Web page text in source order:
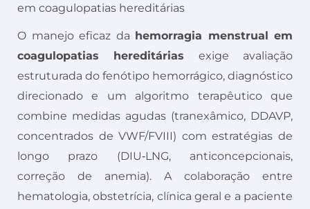
em coagulopatias hereditárias
O manejo eficaz da hemorragia menstrual em
coagulopatias hereditárias exige avaliação
estruturada do fenótipo hemorrágico, diagnóstico
direcionado e um algoritmo terapêutico que
combine medidas agudas (tranexâmico, DDAVP,
concentrados de VWF/FVIII) com estratégias de
longo prazo (DIU‑LNG, anticoncepcionais,
correção de anemia). A colaboração entre
hematologia, obstetrícia, clínica geral e a paciente